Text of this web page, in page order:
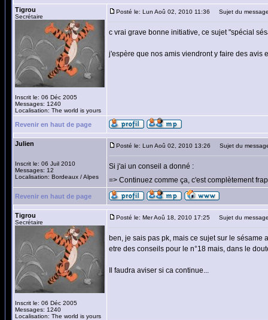
Tigrou
Secrétaire
Inscrit le: 06 Déc 2005
Messages: 1240
Localisation: The world is yours
Posté le: Lun Aoû 02, 2010 11:36 Sujet du
c vrai grave bonne initiative, ce sujet "spécial
j'espère que nos amis viendront y faire des avis
Revenir en haut de page
Julien
Inscrit le: 06 Juil 2010
Messages: 12
Localisation: Bordeaux / Alpes
Posté le: Lun Aoû 02, 2010 13:26 Sujet du
Si j'ai un conseil a donné :
=> Continuez comme ça, c'est complètement
Revenir en haut de page
Tigrou
Secrétaire
Inscrit le: 06 Déc 2005
Messages: 1240
Localisation: The world is yours
Posté le: Mer Aoû 18, 2010 17:25 Sujet du
ben, je sais pas pk, mais ce sujet sur le
etre des conseils pour le n°18 mais, dans le
Il faudra aviser si ca continue...